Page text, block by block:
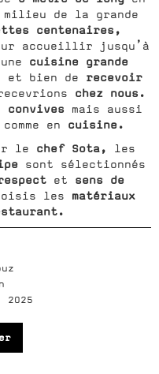
milieu de la grande
centenaires,
accueillir jusqu’à
cuisine grande
et bien de recevoir
chez nous.
convivesmais aussi
en cuisine.
le chef Sota, les
sont sélectionnés
et sens de
les matériaux
2025